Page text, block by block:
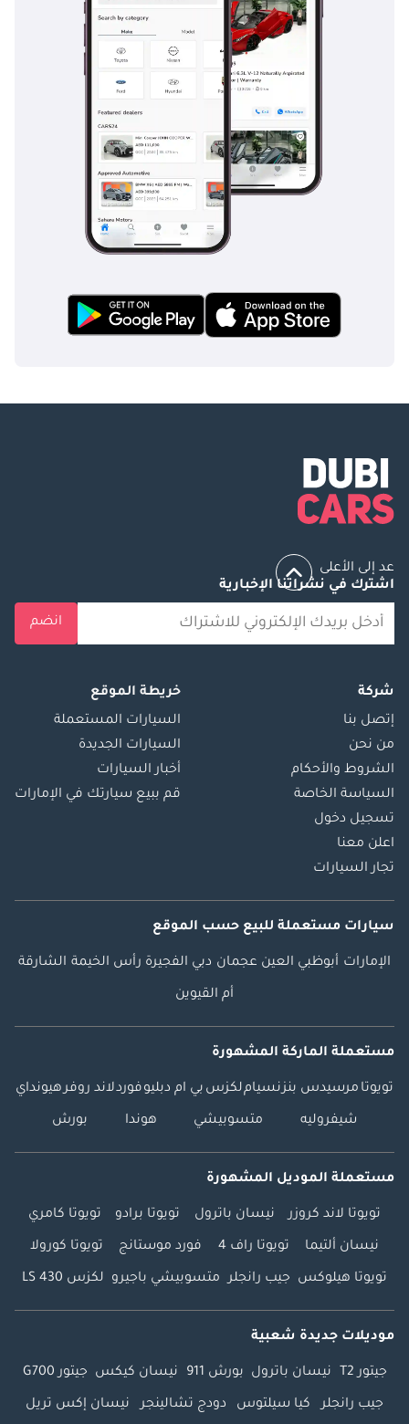
عد إلى الأعلى
اشترك في نشراتنا الإخبارية
انضم
شركة
إتصل بنا
من نحن
الشروط والأحكام
السياسة الخاصة
تسجيل دخول
اعلن معنا
تجار السيارات
خريطة الموقع
السيارات المستعملة
السيارات الجديدة
أخبار السيارات
قم ببيع سيارتك في الإمارات
سيارات مستعملة للبيع حسب الموقع
الإمارات أبوظبي العين عجمان دبي الفجيرة رأس الخيمة الشارقة
أم القيوين
مستعملة الماركة المشهورة
تويوتا مرسيدس بنزنسياملكزس بي ام دبليوفوردلاند روفرهيونداي
شيفروليه متسوبيشي هوندا بورش
مستعملة الموديل المشهورة
تويوتا لاند كروزر نيسان باترول تويوتا برادو تويوتا كامري
نيسان ألتيما تويوتا راف 4 فورد موستانج تويوتا كورولا
تويوتا هيلوكس جيب رانجلر متسوبيشي باجيرو لكزس LS 430
موديلات جديدة شعبية
جيتور T2 نيسان باترول بورش 911 نيسان كيكس جيتور G700
جيب رانجلر كيا سيلتوس دودج تشالينجر نيسان إكس تريل